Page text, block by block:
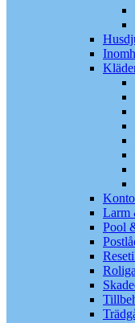
Larm
Pool